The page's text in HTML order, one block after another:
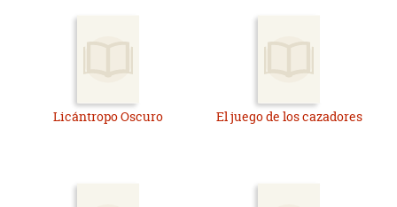
Licántropo Oscuro El juego de los cazadores